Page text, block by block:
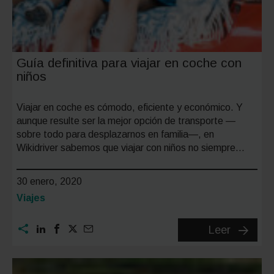
Guía definitiva para viajar en coche con
niños
Viajar en coche es cómodo, eficiente y económico. Y
aunque resulte ser la mejor opción de transporte —
sobre todo para desplazarnos en familia—, en
Wikidriver sabemos que viajar con niños no siempre…
30 enero, 2020
Categoría:
Viajes
Leer
Guía
para